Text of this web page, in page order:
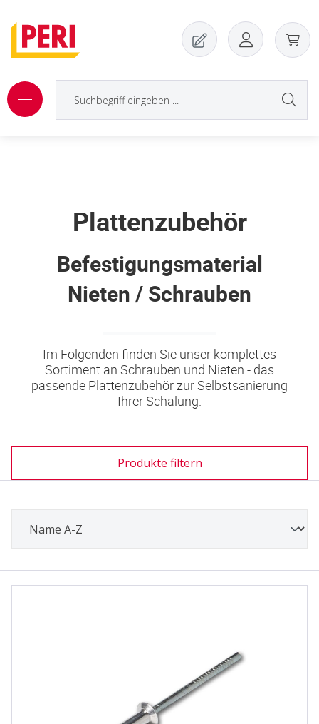
Plattenzubehör
Befestigungsmaterial
Nieten / Schrauben
Im Folgenden finden Sie unser komplettes
Sortiment an Schrauben und Nieten - das
passende Plattenzubehör zur Selbstsanierung
Ihrer Schalung.
Produkte filtern